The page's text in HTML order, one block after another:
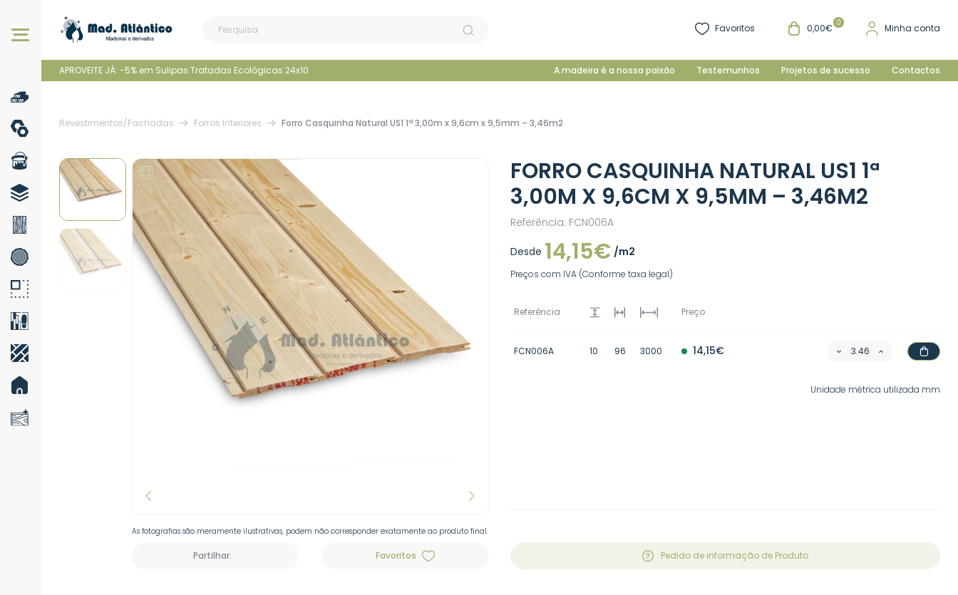
Favoritos 0,00€ 0 Minha conta
APROVEITE JÁ: -5% em Sulipas Tratadas Ecológicas 24x10 A madeira é a nossa paixão Testemunhos Projetos de sucesso Contactos
Os nossos produtos
Revestimentos/Fachadas Forros Interiores Forro Casquinha Natural US1 1ª 3,00m x 9,6cm x 9,5mm – 3,46m2
As fotografias são meramente ilustrativas, podem não corresponder exatamente ao produto final.
Partilhar: Favoritos
FORRO CASQUINHA NATURAL US1 1ª
3,00M X 9,6CM X 9,5MM – 3,46M2
Referência: FCN006A
Desde 14,15€ /m2
Preços com IVA (Conforme taxa legal)
Referência Preço
FCN006A 10 96 3000 14,15€
Unidade métrica utilizada mm
Pedido de informação de Produto